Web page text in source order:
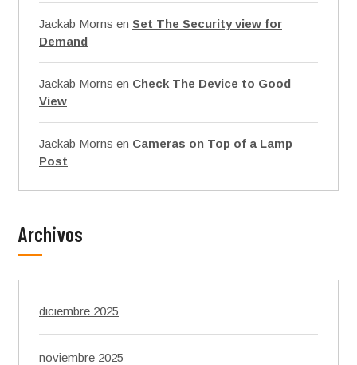
Jackab Morns en Set The Security view for
Demand
Jackab Morns en Check The Device to Good
View
Jackab Morns en Cameras on Top of a Lamp
Post
Archivos
diciembre 2025
noviembre 2025